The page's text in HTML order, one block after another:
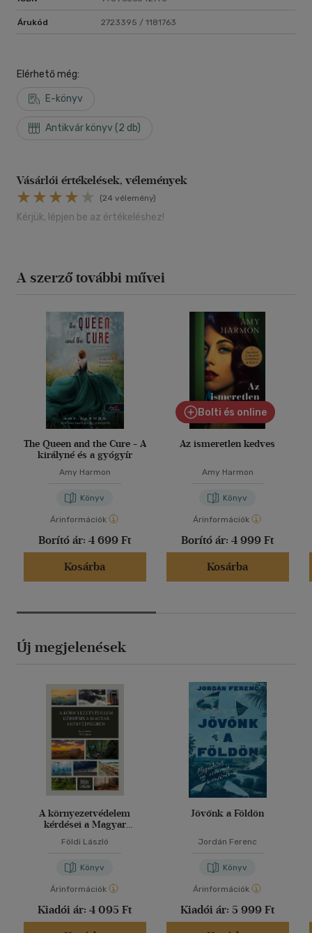
Árukód 2723395 / 1181763
Elérhető még:
E-könyv
Antikvár könyv (2 db)
Vásárlói értékelések, vélemények
(24 vélemény)
Kérjük, lépjen be az értékeléshez!
A szerző további művei
The Queen and the Cure - A
királyné és a gyógyír
Amy Harmon
Könyv
Árinformációk
Borító ár: 4 699 Ft
Kosárba
Bolti és online
Az ismeretlen kedves
Amy Harmon
Könyv
Árinformációk
Borító ár: 4 999 Ft
Kosárba
Új megjelenések
A környezetvédelem
kérdései a Magyar
Földi László
Könyv
Árinformációk
Kiadói ár: 4 095 Ft
Jövőnk a Földön
Jordán Ferenc
Könyv
Árinformációk
Kiadói ár: 5 999 Ft